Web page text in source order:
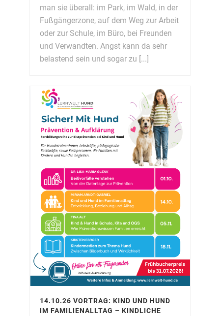
man sie überall: im Park, im Wald, in der
Fußgängerzone, auf dem Weg zur Arbeit
oder zur Schule, im Büro, bei Freunden
und Verwandten. Angst kann da sehr
belastend sein und sogar zu [...]
14.10.26 VORTRAG: KIND UND HUND
IM FAMILIENALLTAG – KINDLICHE